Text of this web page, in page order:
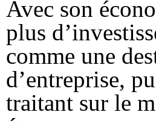
Avec son
plus
comme une
d’entreprise,
traitant sur le